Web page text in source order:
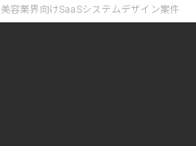
容業界向けSaaSシステムデザイン案件